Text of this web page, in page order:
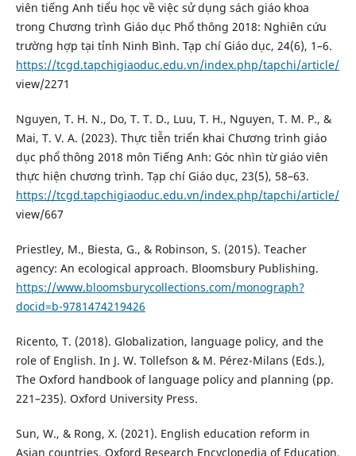
viên tiếng Anh tiểu học về việc sử dụng sách giáo khoa
trong Chương trình Giáo dục Phổ thông 2018: Nghiên cứu
trường hợp tại tỉnh Ninh Bình. Tạp chí Giáo dục, 24(6), 1–6.
https://tcgd.tapchigiaoduc.edu.vn/index.php/tapchi/article/
view/2271
Nguyen, T. H. N., Do, T. T. D., Luu, T. H., Nguyen, T. M. P., &
Mai, T. V. A. (2023). Thực tiễn triển khai Chương trình giáo
dục phổ thông 2018 môn Tiếng Anh: Góc nhìn từ giáo viên
thực hiện chương trình. Tạp chí Giáo dục, 23(5), 58–63.
https://tcgd.tapchigiaoduc.edu.vn/index.php/tapchi/article/
view/667
Priestley, M., Biesta, G., & Robinson, S. (2015). Teacher
agency: An ecological approach. Bloomsbury Publishing.
https://www.bloomsburycollections.com/monograph?
docid=b-9781474219426
Ricento, T. (2018). Globalization, language policy, and the
role of English. In J. W. Tollefson & M. Pérez-Milans (Eds.),
The Oxford handbook of language policy and planning (pp.
221–235). Oxford University Press.
Sun, W., & Rong, X. (2021). English education reform in
Asian countries. Oxford Research Encyclopedia of Education.